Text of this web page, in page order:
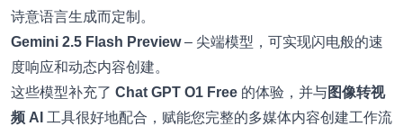
诗意语言生成而定制。
Gemini 2.5 Flash Preview– 尖端模型，可实现闪电般的速
度响应和动态内容创建。
这些模型补充了 Chat GPT O1 Free 的体验，并与图像转视
频 AI 工具很好地配合，赋能您完整的多媒体内容创建工作流